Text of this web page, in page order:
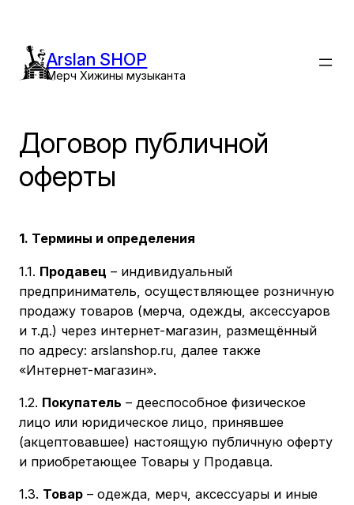
содержимому
Arslan SHOP
Мерч Хижины музыканта
Договор публичной
оферты
1. Термины и определения
1.1. Продавец – индивидуальный
предприниматель, осуществляющее розничную
продажу товаров (мерча, одежды, аксессуаров
и т.д.) через интернет-магазин, размещённый
по адресу: arslanshop.ru, далее также
«Интернет-магазин».
1.2. Покупатель – дееспособное физическое
лицо или юридическое лицо, принявшее
(акцептовавшее) настоящую публичную оферту
и приобретающее Товары у Продавца.
1.3. Товар – одежда, мерч, аксессуары и иные